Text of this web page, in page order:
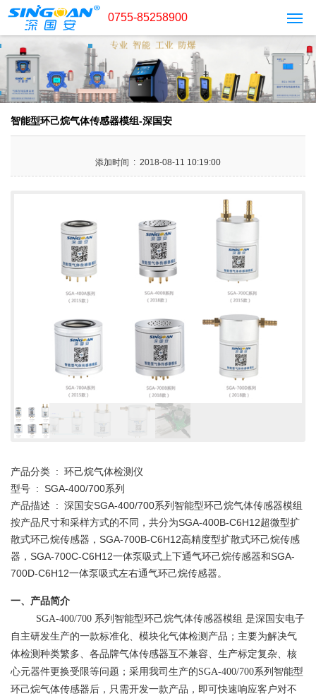
0755-85258900
智能型环己烷气体传感器模组-深国安
添加时间 : 2018-08-11 10:19:00
产品分类 : 环己烷气体检测仪
型号 : SGA-400/700系列
产品描述 : 深国安SGA-400/700系列智能型环己烷气体传感器模组
按产品尺寸和采样方式的不同，共分为SGA-400B-C6H12超微型扩
散式环己烷传感器，SGA-700B-C6H12高精度型扩散式环己烷传感
器，SGA-700C-C6H12一体泵吸式上下通气环己烷传感器和SGA-
700D-C6H12一体泵吸式左右通气环己烷传感器。
一、产品简介
SGA-400/700 系列智能型环己烷气体传感器模组 是深国安电子
自主研发生产的一款标准化、模块化气体检测产品；主要为解决气
体检测种类繁多、各品牌气体传感器互不兼容、生产标定复杂、核
心元器件更换受限等问题；采用我司生产的SGA-400/700系列智能型
环己烷气体传感器后，只需开发一款产品，即可快速响应客户对不